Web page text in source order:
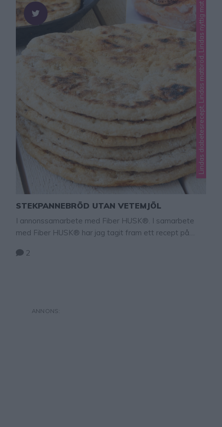
Lindas diabetesrecept, Lindas matbröd, Lindas nyttig mat
STEKPANNEBRÖD UTAN VETEMJÖL
I annonssamarbete med Fiber HUSK®. I samarbete
med Fiber HUSK® har jag tagit fram ett recept på
verkligen baka stekpannebröd utan vetemjöl, har flera
2